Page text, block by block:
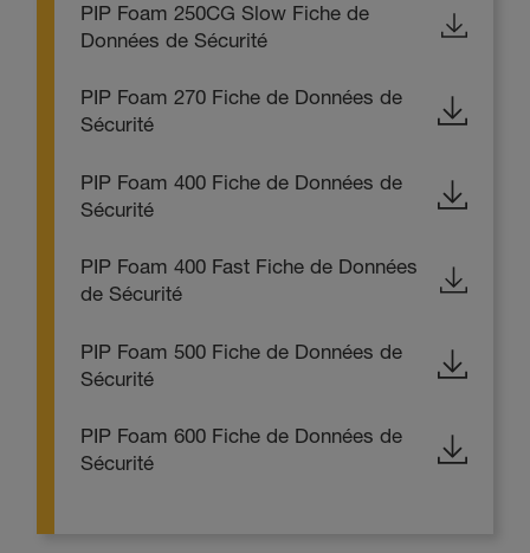
PIP Foam 250CG Slow Fiche de
Données de Sécurité
PIP Foam 270 Fiche de Données de
Sécurité
PIP Foam 400 Fiche de Données de
Sécurité
PIP Foam 400 Fast Fiche de Données
de Sécurité
PIP Foam 500 Fiche de Données de
Sécurité
PIP Foam 600 Fiche de Données de
Sécurité